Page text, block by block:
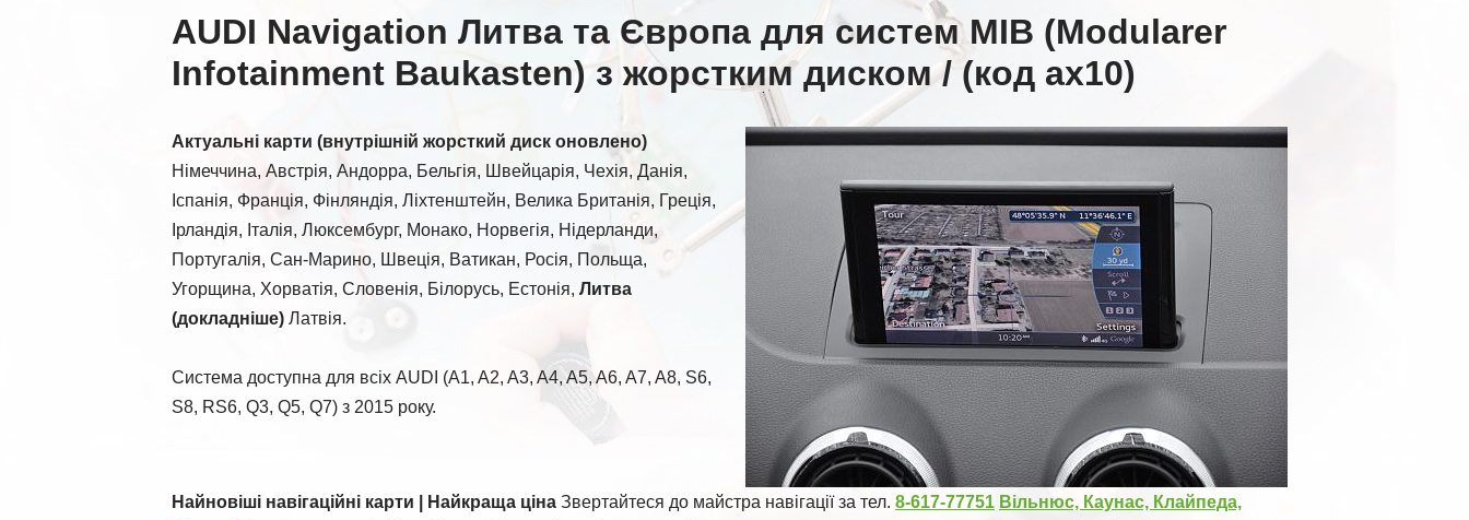
AUDI Navigation Литва та Європа для систем MIB (Modularer
Infotainment Baukasten) з жорстким диском / (код ax10)
Актуальні карти (внутрішній жорсткий диск оновлено)
Німеччина, Австрія, Андорра, Бельгія, Швейцарія, Чехія, Данія,
Іспанія, Франція, Фінляндія, Ліхтенштейн, Велика Британія, Греція,
Ірландія, Італія, Люксембург, Монако, Норвегія, Нідерланди,
Португалія, Сан-Марино, Швеція, Ватикан, Росія, Польща,
Угорщина, Хорватія, Словенія, Білорусь, Естонія, Литва
(докладніше) Латвія.
Система доступна для всіх AUDI (A1, A2, A3, A4, A5, A6, A7, A8, S6,
S8, RS6, Q3, Q5, Q7) з 2015 року.
Найновіші навігаційні карти | Найкраща ціна Звертайтеся до майстра навігації за тел. 8-617-77751 Вільнюс, Каунас, Клайпеда,